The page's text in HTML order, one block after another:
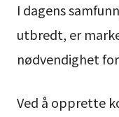
I dagens
utbredt, er
nødvendighet
Ved å opprette